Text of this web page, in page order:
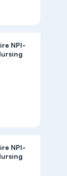
NPI-
NPI-